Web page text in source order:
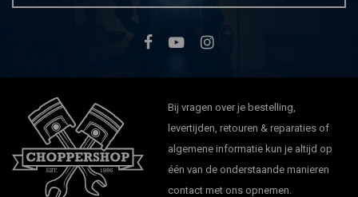
Bij vragen over je bestelling,
levertijden, retouren & reparaties of
algemene informatie kun je altijd op
één van de onderstaande manieren
contact met ons opnemen.